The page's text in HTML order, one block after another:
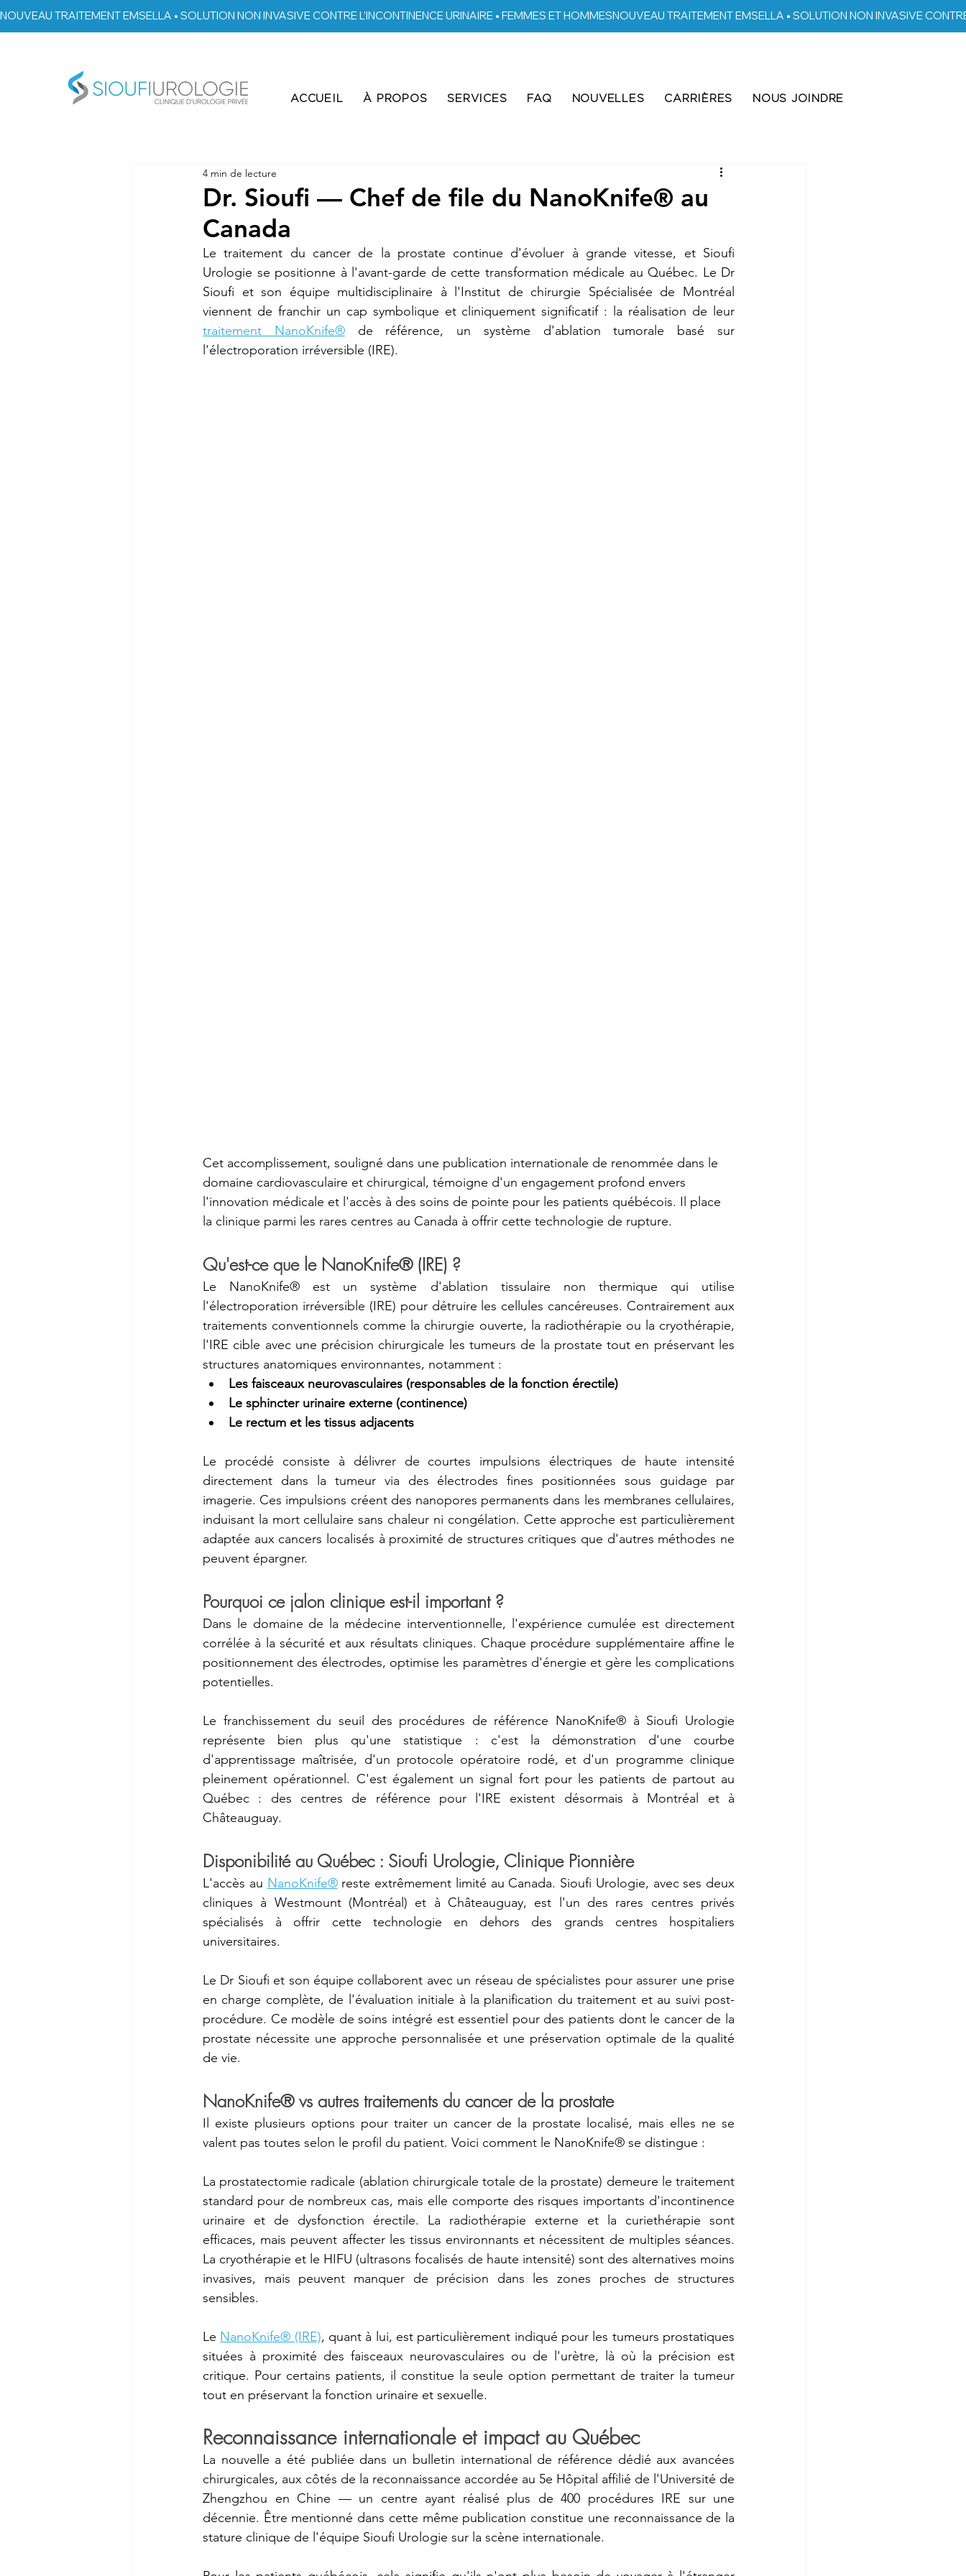
NOUVEAU TRAITEMENT EMSELLA • SOLUTION NON INVASIVE CONTRE L’INCONTINENCE URINAIRE • FEMMES ET HOMMES
ACCUEIL À PROPOS SERVICES FAQ NOUVELLES CARRIÈRES NOUS JOINDRE
Dr. Sioufi — Chef de file du NanoKnife® au
Canada
4 min de lecture
Le traitement du cancer de la prostate continue d'évoluer à grande vitesse, et Sioufi
Urologie se positionne à l'avant-garde de cette transformation médicale au Québec. Le Dr
Sioufi et son équipe multidisciplinaire à l'Institut de chirurgie Spécialisée de Montréal
traitement NanoKnife® de référence, un système d'ablation tumorale basé sur
l'électroporation irréversible (IRE).
Cet accomplissement, souligné dans une publication internationale de renommée dans le
domaine cardiovasculaire et chirurgical, témoigne d'un engagement profond envers
l'innovation médicale et l'accès à des soins de pointe pour les patients québécois. Il place
la clinique parmi les rares centres au Canada à offrir cette technologie de rupture.
Qu'est-ce que le NanoKnife® (IRE) ?
Le NanoKnife® est un système d'ablation tissulaire non thermique qui utilise
l'électroporation irréversible (IRE) pour détruire les cellules cancéreuses. Contrairement aux
traitements conventionnels comme la chirurgie ouverte, la radiothérapie ou la cryothérapie,
l'IRE cible avec une précision chirurgicale les tumeurs de la prostate tout en préservant les
structures anatomiques environnantes, notamment :
Les faisceaux neurovasculaires (responsables de la fonction érectile)
Le sphincter urinaire externe (continence)
Le rectum et les tissus adjacents
Le procédé consiste à délivrer de courtes impulsions électriques de haute intensité
directement dans la tumeur via des électrodes fines positionnées sous guidage par
imagerie. Ces impulsions créent des nanopores permanents dans les membranes cellulaires,
induisant la mort cellulaire sans chaleur ni congélation. Cette approche est particulièrement
adaptée aux cancers localisés à proximité de structures critiques que d'autres méthodes ne
peuvent épargner.
Pourquoi ce jalon clinique est-il important ?
Dans le domaine de la médecine interventionnelle, l'expérience cumulée est directement
corrélée à la sécurité et aux résultats cliniques. Chaque procédure supplémentaire affine le
positionnement des électrodes, optimise les paramètres d'énergie et gère les complications
potentielles.
Le franchissement du seuil des procédures de référence NanoKnife® à Sioufi Urologie
représente bien plus qu'une statistique : c'est la démonstration d'une courbe
d'apprentissage maîtrisée, d'un protocole opératoire rodé, et d'un programme clinique
pleinement opérationnel. C'est également un signal fort pour les patients de partout au
Québec : des centres de référence pour l'IRE existent désormais à Montréal et à
Châteauguay.
Disponibilité au Québec : Sioufi Urologie, Clinique Pionnière
L'accès au NanoKnife® reste extrêmement limité au Canada. Sioufi Urologie, avec ses deux
cliniques à Westmount (Montréal) et à Châteauguay, est l'un des rares centres privés
spécialisés à offrir cette technologie en dehors des grands centres hospitaliers
universitaires.
Le Dr Sioufi et son équipe collaborent avec un réseau de spécialistes pour assurer une prise
en charge complète, de l'évaluation initiale à la planification du traitement et au suivi post-
procédure. Ce modèle de soins intégré est essentiel pour des patients dont le cancer de la
prostate nécessite une approche personnalisée et une préservation optimale de la qualité
de vie.
NanoKnife® vs autres traitements du cancer de la prostate
Il existe plusieurs options pour traiter un cancer de la prostate localisé, mais elles ne se
valent pas toutes selon le profil du patient. Voici comment le NanoKnife® se distingue :
La prostatectomie radicale (ablation chirurgicale totale de la prostate) demeure le traitement
standard pour de nombreux cas, mais elle comporte des risques importants d'incontinence
urinaire et de dysfonction érectile. La radiothérapie externe et la curiethérapie sont
efficaces, mais peuvent affecter les tissus environnants et nécessitent de multiples séances.
La cryothérapie et le HIFU (ultrasons focalisés de haute intensité) sont des alternatives moins
invasives, mais peuvent manquer de précision dans les zones proches de structures
sensibles.
Le NanoKnife® (IRE), quant à lui, est particulièrement indiqué pour les tumeurs prostatiques
situées à proximité des faisceaux neurovasculaires ou de l'urètre, là où la précision est
critique. Pour certains patients, il constitue la seule option permettant de traiter la tumeur
tout en préservant la fonction urinaire et sexuelle.
Reconnaissance internationale et impact au Québec
La nouvelle a été publiée dans un bulletin international de référence dédié aux avancées
chirurgicales, aux côtés de la reconnaissance accordée au 5e Hôpital affilié de l'Université de
Zhengzhou en Chine — un centre ayant réalisé plus de 400 procédures IRE sur une
décennie. Être mentionné dans cette même publication constitue une reconnaissance de la
stature clinique de l'équipe Sioufi Urologie sur la scène internationale.